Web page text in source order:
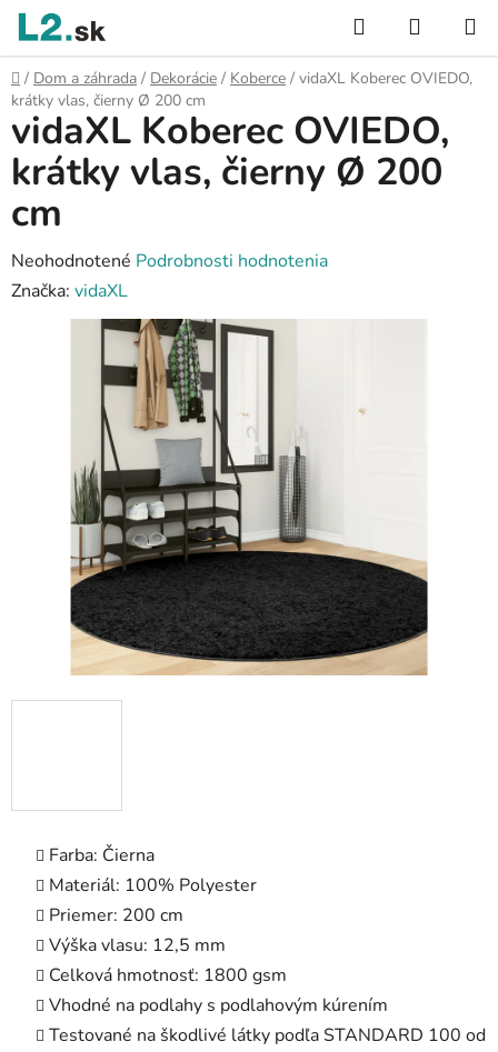
Prejsť
obsah
Hľadať
KOŠÍK
Domov
/ Dom a záhrada / Dekorácie / Koberce / vidaXL Koberec OVIEDO,
krátky vlas, čierny Ø 200 cm
Farba: Čierna
Materiál: 100% Polyester
Priemer: 200 cm
Výška vlasu: 12,5 mm
Celková hmotnosť: 1800 gsm
Vhodné na podlahy s podlahovým kúrením
Testované na škodlivé látky podľa STANDARD 100 od
vidaXL Koberec OVIEDO,
krátky vlas, čierny Ø 200
cm
Priemerné
hodnotenie
produktu
hviezdičiek.
Neohodnotené Podrobnosti hodnotenia
Značka: vidaXL